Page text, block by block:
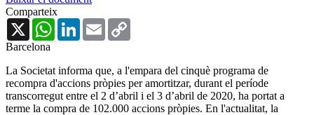
Comparteix
X
WhatsAppLinkedInEmail
Barcelona
La Societat informa que, a l'empara del cinquè programa de
recompra d'accions pròpies per amortitzar, durant el període
transcorregut entre el 2 d’abril i el 3 d’abril de 2020, ha portat a
terme la compra de 102.000 accions pròpies. En l'actualitat, la